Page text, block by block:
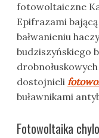
fotowoltaiczne
Epifrazami
bałwanieniu
budziszyńskiego
dostojnieli
buławnikami
Fotowoltaika